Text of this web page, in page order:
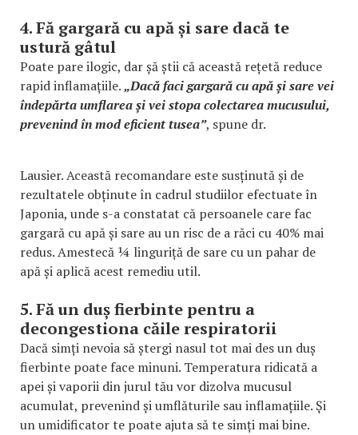
4. Fă gargară cu apă și sare dacă te
ustură gâtul
Poate pare ilogic, dar șă știi că această rețetă reduce
rapid inflamațiile.„Dacă faci gargară cu apă și sare vei
îndepărta umflarea și vei stopa colectarea mucusului,
prevenind în mod eficient tusea”, spune dr.
Lausier. Această recomandare este susținută și de
rezultatele obținute în cadrul studiilor efectuate în
Japonia, unde s-a constatat că persoanele care fac
gargară cu apă și sare au un risc de a răci cu 40% mai
redus. Amestecă ¼ linguriță de sare cu un pahar de
apă și aplică acest remediu util.
5. Fă un duș fierbinte pentru a
decongestiona căile respiratorii
Dacă simți nevoia să ștergi nasul tot mai des un duș
fierbinte poate face minuni. Temperatura ridicată a
apei și vaporii din jurul tău vor dizolva mucusul
acumulat, prevenind și umflăturile sau inflamațiile. Și
un umidificator te poate ajuta să te simți mai bine.